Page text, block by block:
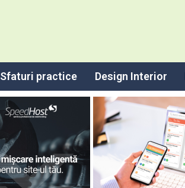
Sfaturi practice Design Interior